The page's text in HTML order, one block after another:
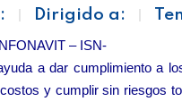
Dirigido a:
– ISN-
a dar cumplimiento a
y cumplir sin riesgos